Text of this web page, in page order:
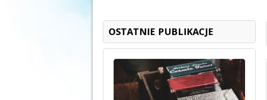
OSTATNIE PUBLIKACJE